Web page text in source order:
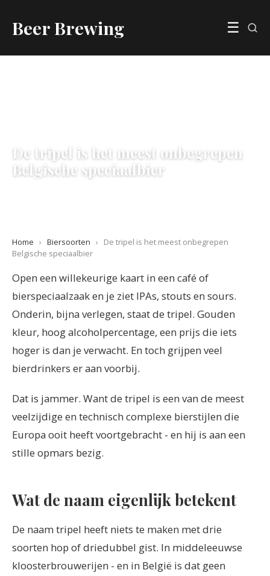
Beer Brewing ☰
De tripel is het meest onbegrepen
Belgische speciaalbier
Home › Biersoorten ›
De tripel is het meest onbegrepen
Belgische speciaalbier
Open een willekeurige kaart in een café of
bierspeciaalzaak en je ziet IPAs, stouts en sours.
Onderin, bijna verlegen, staat de tripel. Gouden
kleur, hoog alcoholpercentage, een prijs die iets
hoger is dan je verwacht. En toch grijpen veel
bierdrinkers er aan voorbij.
Dat is jammer. Want de tripel is een van de meest
veelzijdige en technisch complexe bierstijlen die
Europa ooit heeft voortgebracht - en hij is aan een
stille opmars bezig.
Wat de naam eigenlijk betekent
De naam tripel heeft niets te maken met drie
soorten hop of driedubbel gist. In middeleeuwse
kloosterbrouwerijen - en in België is dat geen